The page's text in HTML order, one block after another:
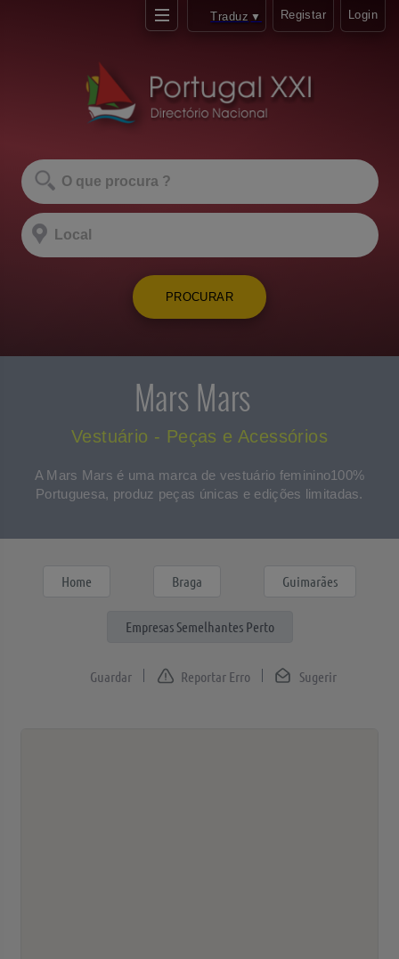
Traduz ▼ Registar Login
PROCURAR
Mars Mars
Vestuário - Peças e Acessórios
A Mars Mars é uma marca de vestuário feminino100%
Portuguesa, produz peças únicas e edições limitadas.
Home Braga Guimarães
Empresas Semelhantes Perto
Sugerir
Reportar Erro